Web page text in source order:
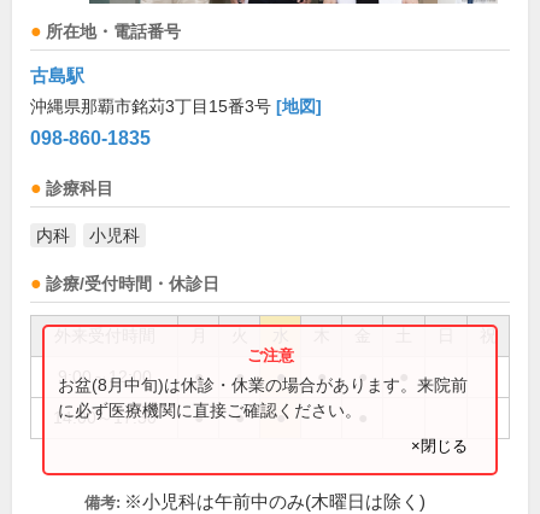
所在地・電話番号
古島駅
沖縄県那覇市銘苅3丁目15番3号 [地図]
098-860-1835
診療科目
内科 小児科
診療/受付時間・休診日
祝
9:00～12:00 ● ● ● ● ●
14:00～17:30 ● ● ●
お盆(8月中旬)は休診・休業の場合があります。来院前
に必ず医療機関に直接ご確認ください。
×閉じる
備考: ※小児科は午前中のみ(木曜日は除く)